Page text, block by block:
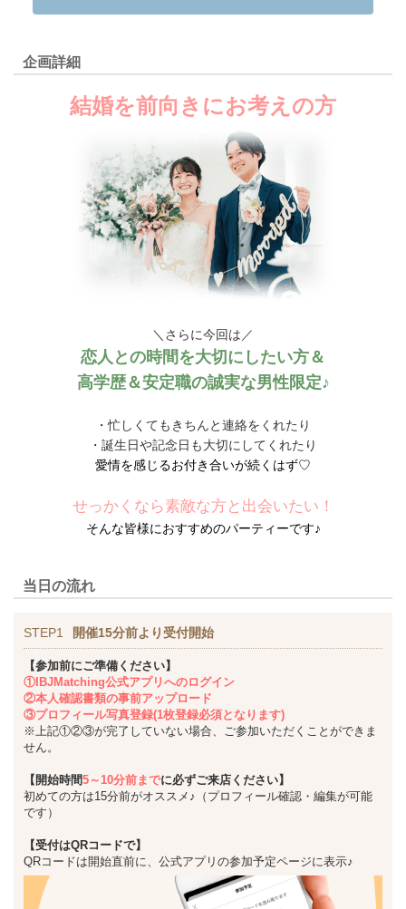
企画詳細
結婚を前向きにお考えの方
＼さらに今回は／
恋人との時間を大切にしたい方＆
高学歴＆安定職の誠実な男性限定♪
・忙しくてもきちんと連絡をくれたり
・誕生日や記念日も大切にしてくれたり
愛情を感じるお付き合いが続くはず♡
せっかくなら素敵な方と出会いたい！
そんな皆様におすすめのパーティーです♪
当日の流れ
STEP1 開催15分前より受付開始
【参加前にご準備ください】
①IBJMatching公式アプリへのログイン
②本人確認書類の事前アップロード
③プロフィール写真登録(1枚登録必須となります)
※上記①②③が完了していない場合、ご参加いただくことができま
せん。
【開始時間5～10分前までに必ずご来店ください】
初めての方は15分前がオススメ♪（プロフィール確認・編集が可能
です）
【受付はQRコードで】
QRコードは開始直前に、公式アプリの参加予定ページに表示♪